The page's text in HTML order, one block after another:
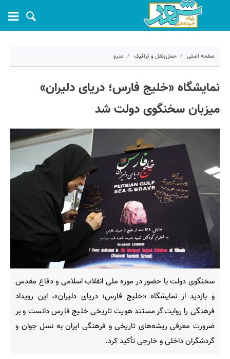
صفحه اصلی حمل‌ونقل و ترافیک مترو
نمایشگاه «خلیج فارس؛ دریای دلیران»
میزبان سخنگوی دولت شد
سخنگوی دولت با حضور در موزه ملی انقلاب اسلامی و دفاع مقدس
و بازدید از نمایشگاه «خلیج فارس؛ دریای دلیران»، این رویداد
فرهنگی را روایت‌گر مستند هویت تاریخی خلیج فارس دانست و بر
ضرورت معرفی ریشه‌های تاریخی و فرهنگی ایران به نسل جوان و
گردشگران داخلی و خارجی تأکید کرد.